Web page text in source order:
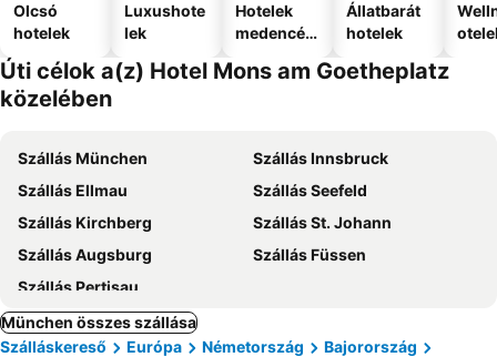
Olcsó
hotelek
Luxushote
lek
Hotelek
medencév
Állatbarát
hotelek
Úti célok a(z) Hotel Mons am Goetheplatz
közelében
Szállás München
Szállás Innsbruck
Szállás Ellmau
Szállás Seefeld
Szállás Kirchberg
Szállás St. Johann
Szállás Augsburg
Szállás Füssen
Szállás Pertisau
München összes szállása
Szálláskereső
Európa Németország
Bajorország